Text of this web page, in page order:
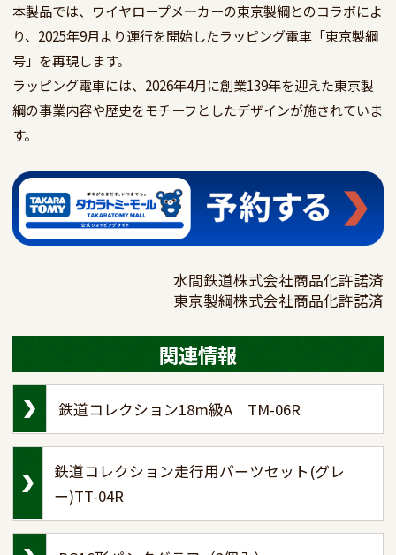
本製品では、ワイヤロープメ―カーの東京製綱とのコラボによ
り、2025年9月より運行を開始したラッピング電車「東京製綱
号」を再現します。
ラッピング電車には、2026年4月に創業139年を迎えた東京製
綱の事業内容や歴史をモチーフとしたデザインが施されていま
す。
水間鉄道株式会社商品化許諾済
東京製綱株式会社商品化許諾済
関連情報
鉄道コレクション18m級A TM-06R
鉄道コレクション走行用パーツセット(グレ
ー)TT-04R